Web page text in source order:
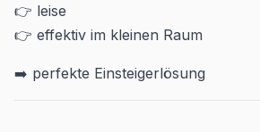
👉 leise
👉 effektiv im kleinen Raum
➡️ perfekte Einsteigerlösung